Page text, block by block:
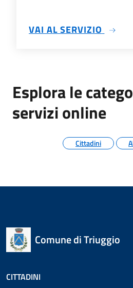
VAI AL SERVIZIO SU
Esplora le
servizi online
Cittadini
Comune di Triuggio
CITTADINI